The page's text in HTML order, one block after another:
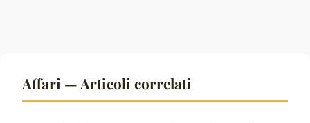
Affari — Articoli correlati